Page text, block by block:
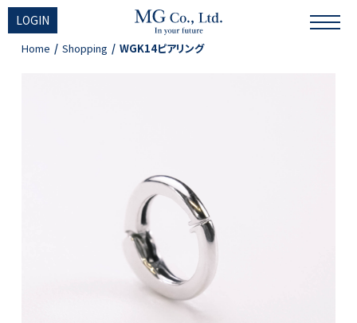
LOGIN
Home Shopping WGK14ピアリング